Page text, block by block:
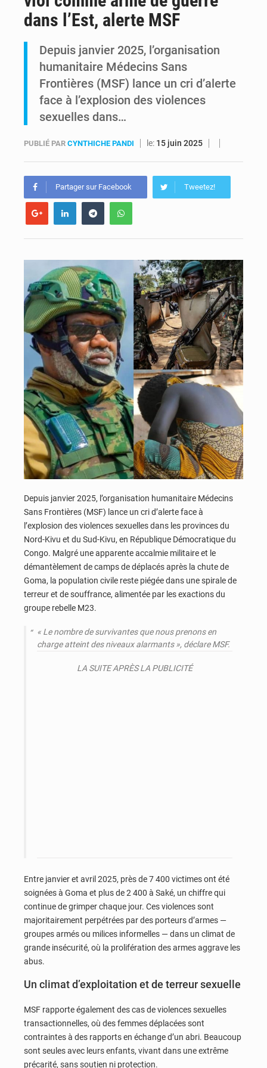
FIFA : sous pression, Gianni Infantino convoque une réunion de crise au Maroc après l’échec de son projet de réforme
dans l’Est, alerte MSF
Depuis janvier 2025, l’organisation
humanitaire Médecins Sans
Frontières (MSF) lance un cri d’alerte
face à l’explosion des violences
sexuelles dans…
PUBLIÉ PAR CYNTHICHE PANDI le: 15 juin 2025
Partager sur Facebook Tweetez!
Depuis janvier 2025, l’organisation humanitaire Médecins
Sans Frontières (MSF) lance un cri d’alerte face à
l’explosion des violences sexuelles dans les provinces du
Nord-Kivu et du Sud-Kivu, en République Démocratique du
Congo. Malgré une apparente accalmie militaire et le
démantèlement de camps de déplacés après la chute de
Goma, la population civile reste piégée dans une spirale de
terreur et de souffrance, alimentée par les exactions du
groupe rebelle M23.
« Le nombre de survivantes que nous prenons en
charge atteint des niveaux alarmants », déclare MSF.
LA SUITE APRÈS LA PUBLICITÉ
Entre janvier et avril 2025, près de 7 400 victimes ont été
soignées à Goma et plus de 2 400 à Saké, un chiffre qui
continue de grimper chaque jour. Ces violences sont
majoritairement perpétrées par des porteurs d’armes —
groupes armés ou milices informelles — dans un climat de
grande insécurité, où la prolifération des armes aggrave les
abus.
Un climat d’exploitation et de terreur sexuelle
MSF rapporte également des cas de violences sexuelles
transactionnelles, où des femmes déplacées sont
contraintes à des rapports en échange d’un abri. Beaucoup
sont seules avec leurs enfants, vivant dans une extrême
précarité, sans soutien ni protection.